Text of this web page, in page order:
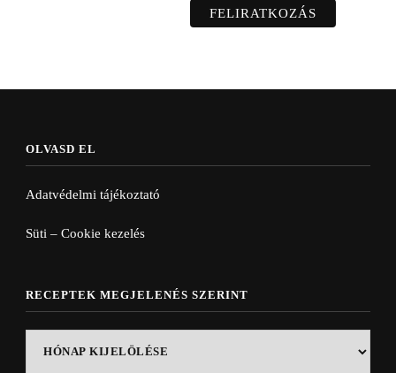
OLVASD EL
Adatvédelmi tájékoztató
Süti – Cookie kezelés
RECEPTEK MEGJELENÉS SZERINT
Receptek